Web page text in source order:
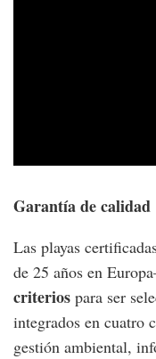
Garantía de calidad
Las playas
de 25 años en
criterios para ser
integrados en cuatro
gestión ambiental,